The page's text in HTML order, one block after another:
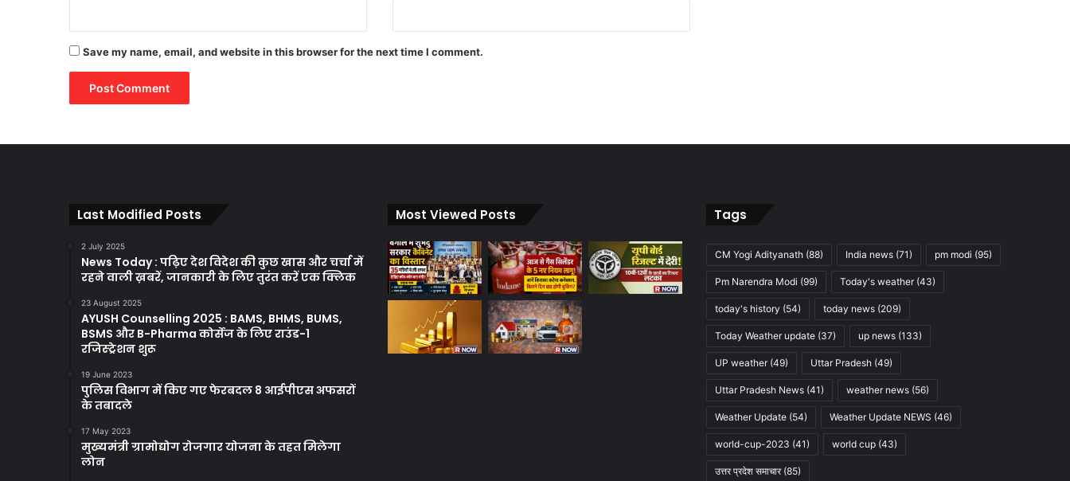
Save my name, email, and website in this browser for the next time I comment.
Last Modified Posts
2 July 2025
News Today : पढ़िए देश विदेश की कुछ खास और चर्चा में
रहने वाली ख़बरें, जानकारी के लिए तुरंत करें एक क्लिक
23 August 2025
AYUSH Counselling 2025 : BAMS, BHMS, BUMS,
BSMS और B-Pharma कोर्सेज के लिए राउंड-1
रजिस्ट्रेशन शुरू
19 June 2023
पुलिस विभाग में किए गए फेरबदल 8 आईपीएस अफसरों
के तबादले
17 May 2023
मुख्यमंत्री ग्रामोद्योग रोजगार योजना के तहत मिलेगा
लोन
Most Viewed Posts Tags
CM Yogi Adityanath(88) India news(71) pm modi (95)
Pm Narendra Modi (99) Today's weather(43)
today's history (54) today news(209)
Today Weather update(37) up news(133)
UP weather(49) Uttar Pradesh(49)
Uttar Pradesh News(41) weather news(56)
Weather Update(54) Weather Update NEWS (46)
world-cup-2023 (41) world cup(43)
उत्तर प्रदेश समाचार(85)